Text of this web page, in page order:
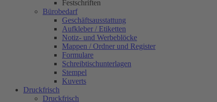
Festschriften
Bürobedarf
Geschäftsausstattung
Aufkleber / Etiketten
Notiz- und Werbeblöcke
Mappen / Ordner und Register
Formulare
Schreibtischunterlagen
Stempel
Kuverts
Druckfrisch
Druckfrisch